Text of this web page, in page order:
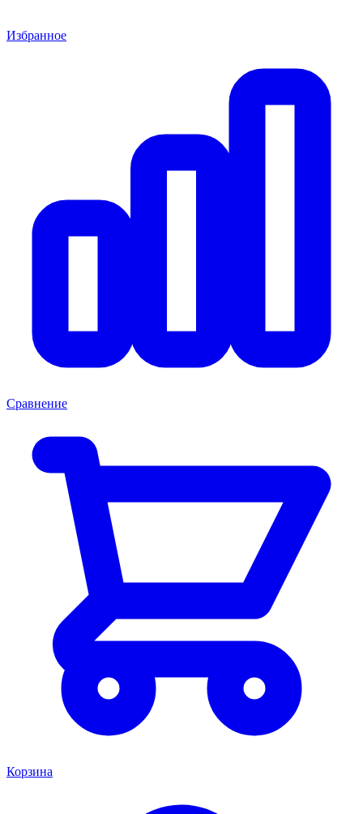
Избранное
Сравнение
Корзина